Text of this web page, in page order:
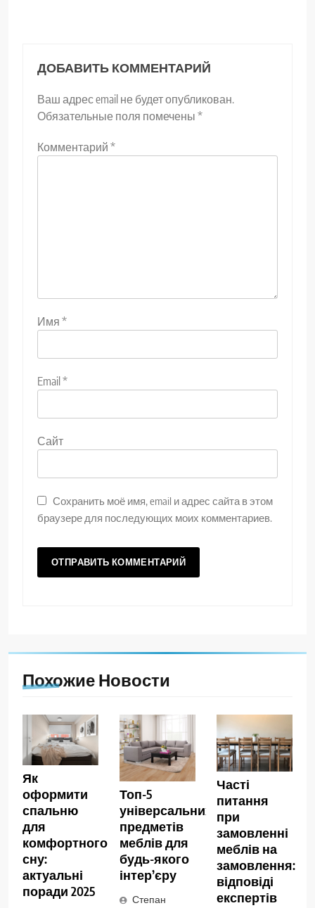
ДОБАВИТЬ КОММЕНТАРИЙ
Ваш адрес email не будет опубликован.
Обязательные поля помечены *
Комментарий *
Имя *
Email *
Сайт
Сохранить моё имя, email и адрес сайта в этом
браузере для последующих моих комментариев.
Похожие Новости
Як
оформити
спальню
для
комфортного
сну:
актуальні
поради 2025
Топ-5
універсальних
предметів
меблів для
будь-якого
інтер’єру
Степан
Часті
питання
при
замовленні
меблів на
замовлення:
відповіді
експертів